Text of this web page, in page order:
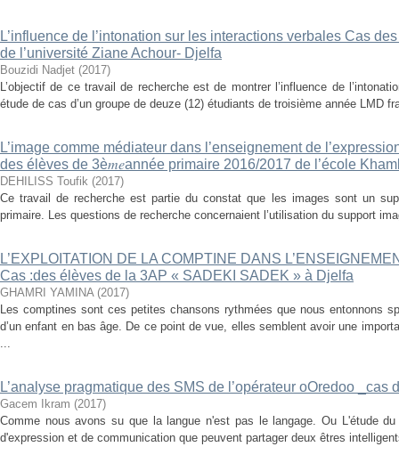
L’influence de l’intonation sur les interactions verbales Cas
de l’université Ziane Achour- Djelfa
Bouzidi Nadjet (2017)
L’objectif de ce travail de recherche est de montrer l’influence de
étude de cas d’un groupe de deuze (12) étudiants de troisième année LMD
L’image comme médiateur dans l’enseignement de
des élèves de 3è𝑚𝑒année primaire 2016/2017 de l’école
DEHILISS Toufik (2017)
Ce travail de recherche est partie du constat que les images sont un
primaire. Les questions de recherche concernaient l’utilisation du support
L’EXPLOITATION DE LA COMPTINE DANS
Cas :des élèves de la 3AP « SADEKI SADEK » à Djelfa
GHAMRI YAMINA (2017)
Les comptines sont ces petites chansons rythmées que nous entonnons
d’un enfant en bas âge. De ce point de vue, elles semblent avoir une
...
L’analyse pragmatique des SMS de l’opérateur oOredoo
Gacem Ikram (2017)
Comme nous avons su que la langue n'est pas le langage. Ou L'étude
d'expression et de communication que peuvent partager deux êtres